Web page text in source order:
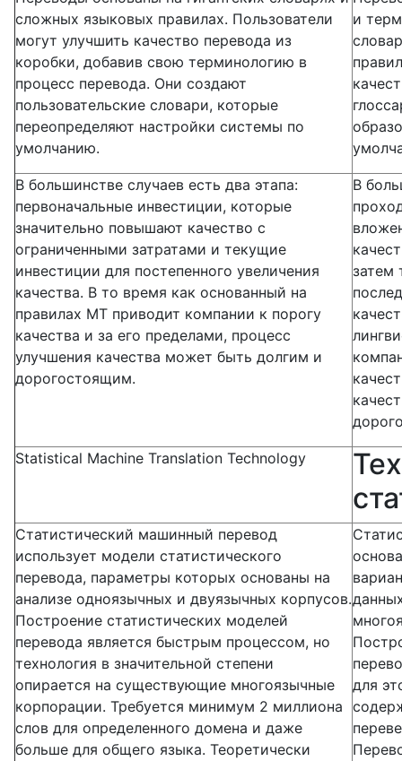
сложных языковых правилах. Пользователи
могут улучшить качество перевода из
коробки, добавив свою терминологию в
процесс перевода. Они создают
пользовательские словари, которые
переопределяют настройки системы по
умолчанию.
и
В большинстве случаев есть два этапа:
первоначальные инвестиции, которые
значительно повышают качество с
ограниченными затратами и текущие
инвестиции для постепенного увеличения
качества. В то время как основанный на
правилах MT приводит компании к порогу
качества и за его пределами, процесс
улучшения качества может быть долгим и
дорогостоящим.
В
затем
Statistical Machine Translation Technology
Статистический машинный перевод
использует модели статистического
перевода, параметры которых основаны на
анализе одноязычных и двуязычных корпусов.
Построение статистических моделей
перевода является быстрым процессом, но
технология в значительной степени
опирается на существующие многоязычные
корпорации. Требуется минимум 2 миллиона
слов для определенного домена и даже
больше для общего языка. Теоретически
для